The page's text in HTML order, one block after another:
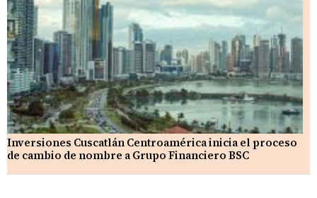
Inversiones Cuscatlán Centroamérica inicia el proceso
de cambio de nombre a Grupo Financiero BSC